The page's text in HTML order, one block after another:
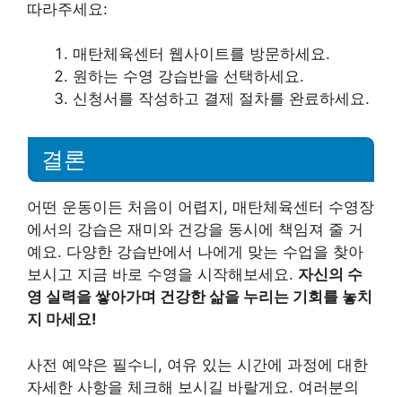
따라주세요:
매탄체육센터 웹사이트를 방문하세요.
원하는 수영 강습반을 선택하세요.
신청서를 작성하고 결제 절차를 완료하세요.
결론
어떤 운동이든 처음이 어렵지, 매탄체육센터 수영장
에서의 강습은 재미와 건강을 동시에 책임져 줄 거
예요. 다양한 강습반에서 나에게 맞는 수업을 찾아
보시고 지금 바로 수영을 시작해보세요. 자신의 수
영 실력을 쌓아가며 건강한 삶을 누리는 기회를 놓치
지 마세요!
사전 예약은 필수니, 여유 있는 시간에 과정에 대한
자세한 사항을 체크해 보시길 바랄게요. 여러분의